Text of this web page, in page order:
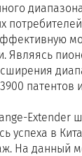
Являясь
патентов
Extender
успеха в
На данный